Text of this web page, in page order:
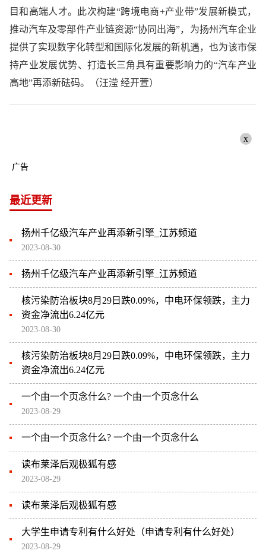
目和高端人才。此次构建“跨境电商+产业带”发展新模式，
推动汽车及零部件产业链资源“协同出海”，为扬州汽车企业
提供了实现数字化转型和国际化发展的新机遇，也为该市保
持产业发展优势、打造长三角具有重要影响力的“汽车产业
高地”再添新砝码。（汪滢 经开萱）
x
广告
最近更新
扬州千亿级汽车产业再添新引擎_江苏频道
2023-08-30
扬州千亿级汽车产业再添新引擎_江苏频道
核污染防治板块8月29日跌0.09%，中电环保领跌，主力
资金净流出6.24亿元
2023-08-30
核污染防治板块8月29日跌0.09%，中电环保领跌，主力
资金净流出6.24亿元
一个由一个页念什么? 一个由一个页念什么
2023-08-29
一个由一个页念什么? 一个由一个页念什么
读布莱泽后观极狐有感
2023-08-29
读布莱泽后观极狐有感
大学生申请专利有什么好处（申请专利有什么好处）
2023-08-29